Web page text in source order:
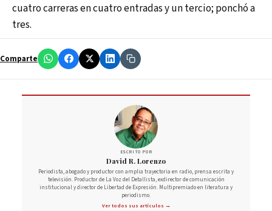
cuatro carreras en cuatro entradas y un tercio; ponchó a
tres.
Comparte
ESCRITO POR
David R. Lorenzo
Periodista, abogado y productor con amplia trayectoria en radio, prensa escrita y
televisión. Productor de La Voz del Detallista, exdirector de comunicación
institucional y director de Libertad de Expresión. Multipremiado en literatura y
periodismo.
Ver todos sus artículos →